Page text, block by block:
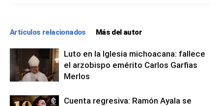
Artículos relacionados Más del autor
Luto en la Iglesia michoacana: fallece
el arzobispo emérito Carlos Garfias
Merlos
Cuenta regresiva: Ramón Ayala se